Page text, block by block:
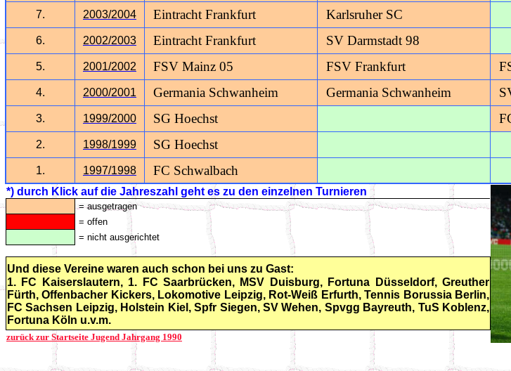
7. 2003/2004 Eintracht Frankfurt Karlsruher SC
6. 2002/2003 Eintracht Frankfurt SV Darmstadt 98
5. 2001/2002 FSV Mainz 05 FSV Frankfurt
4. 2000/2001 Germania Schwanheim Germania Schwanheim
3. 1999/2000 SG Hoechst
2. 1998/1999 SG Hoechst
1. 1997/1998 FC Schwalbach
*) durch Klick auf die Jahreszahl geht es zu den einzelnen Turnieren
= ausgetragen
= offen
= nicht ausgerichtet
Und diese Vereine waren auch schon bei uns zu Gast:
1. FC Kaiserslautern, 1. FC Saarbrücken, MSV Duisburg, Fortuna Düsseldorf, Greuther
Fürth, Offenbacher Kickers, Lokomotive Leipzig, Rot-Weiß Erfurth, Tennis Borussia Berlin,
FC Sachsen Leipzig, Holstein Kiel, Spfr Siegen, SV Wehen, Spvgg Bayreuth, TuS Koblenz,
Fortuna Köln u.v.m.
zurück zur Startseite Jugend Jahrgang 1990